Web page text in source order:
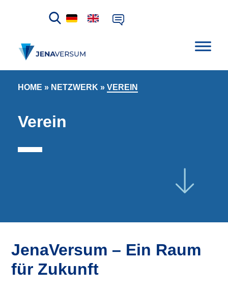
HOME » NETZWERK »VEREIN
Verein
JenaVersum – Ein Raum
für Zukunft